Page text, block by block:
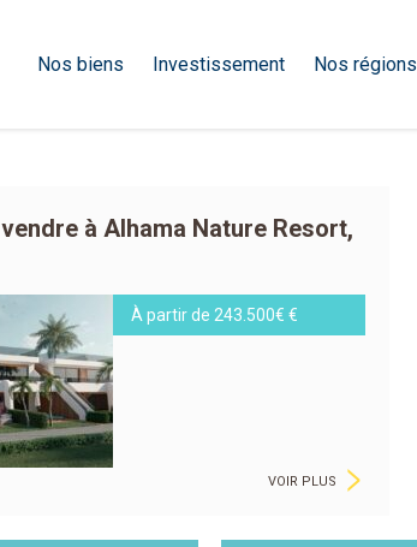
Nos biens Investissement Nos régions
à Alhama Nature Resort,
À partir de 243.500€ €
VOIR PLUS >